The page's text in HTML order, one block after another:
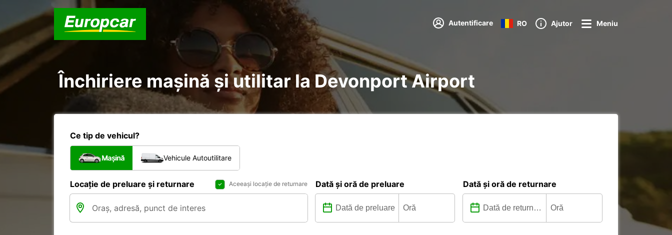
Autentificare RO Ajutor Meniu
Închiriere mașină și utilitar la Devonport Airport
Ce tip de vehicul?
Mașină Vehicule Autoutilitare
Locație de preluare și returnare Aceeași locație de returnare Dată și oră de preluare Dată și oră de returnare